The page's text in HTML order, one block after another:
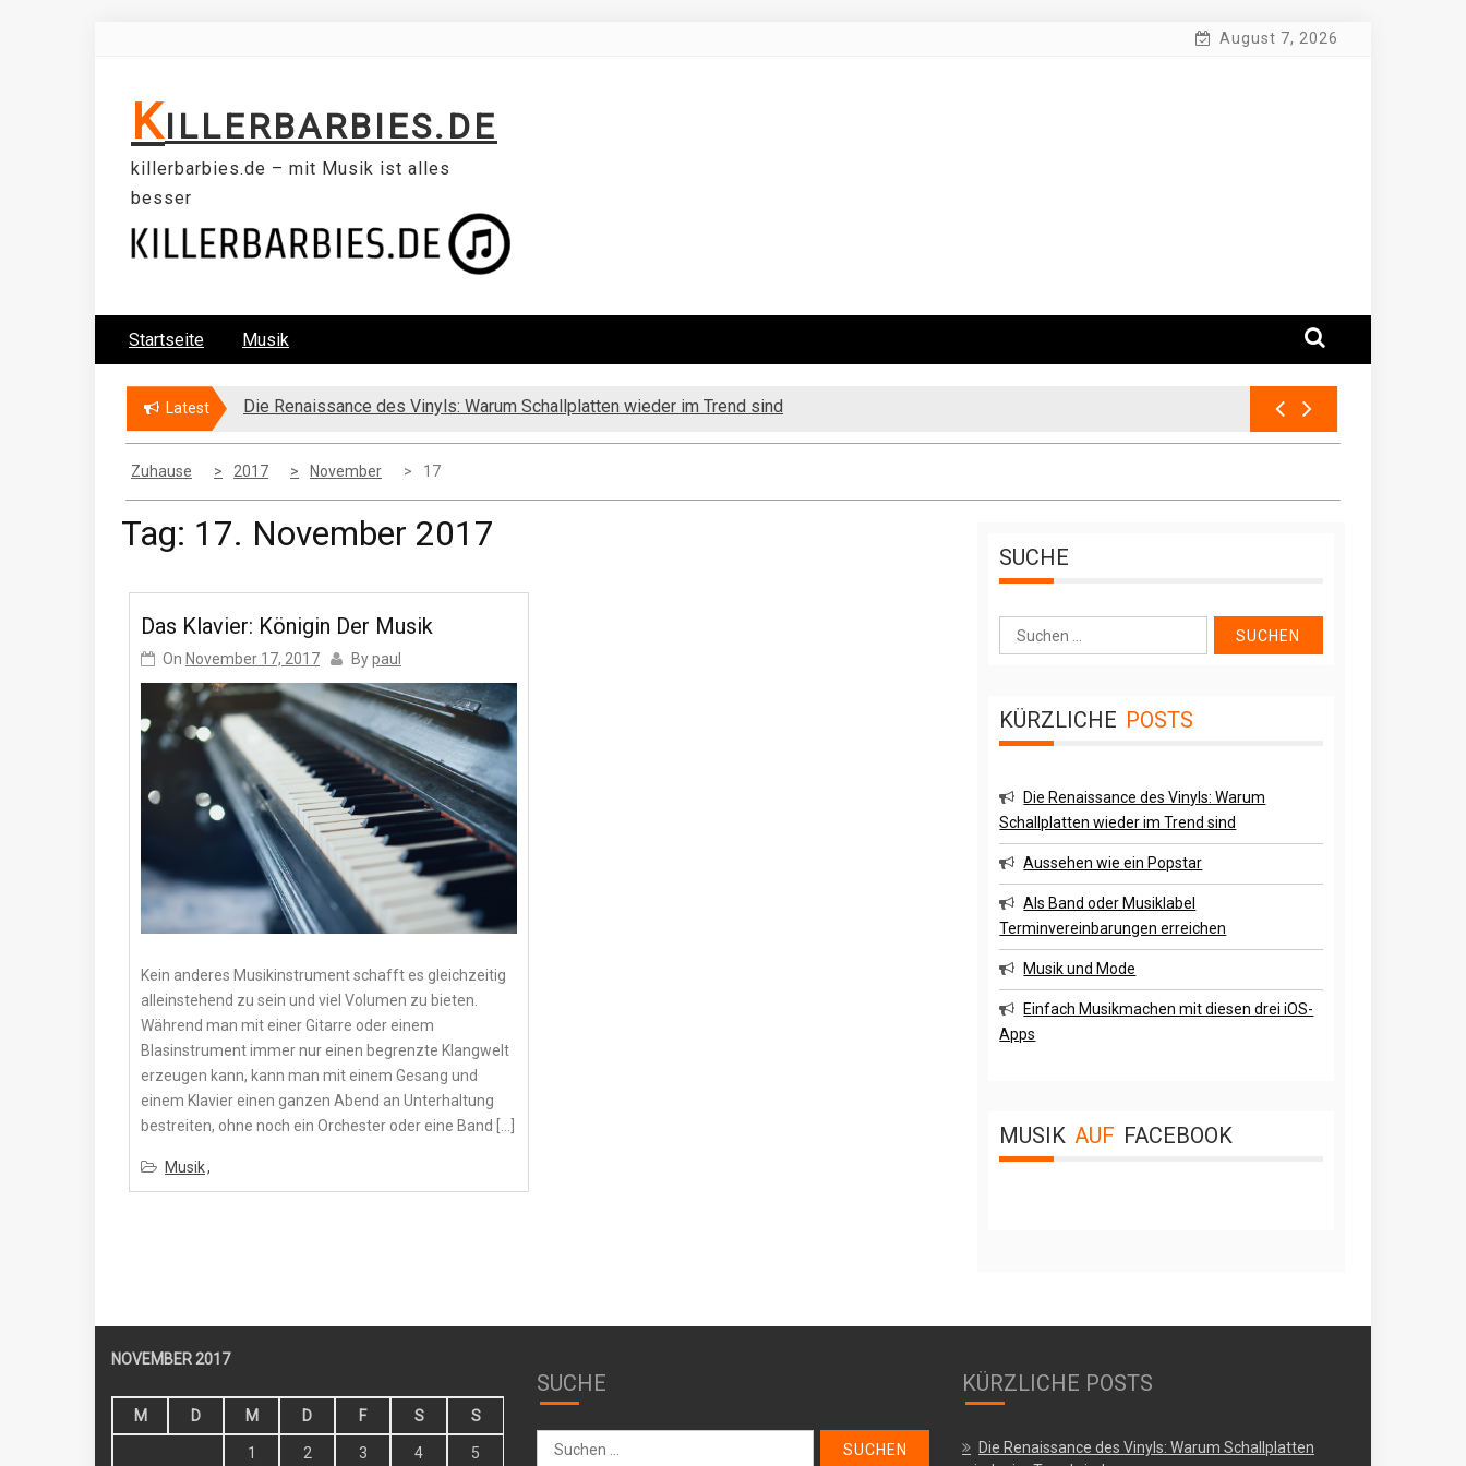
August 7, 2026
KILLERBARBIES.DE
killerbarbies.de – mit Musik ist alles
besser
Startseite Musik
Latest Die Renaissance des Vinyls: Warum Schallplatten wieder im Trend sind
Zuhause 2017 November 17
Tag: 17. November 2017
Das Klavier: Königin Der Musik
On November 17, 2017 Bypaul
Kein anderes Musikinstrument schafft es gleichzeitig
alleinstehend zu sein und viel Volumen zu bieten.
Während man mit einer Gitarre oder einem
Blasinstrument immer nur einen begrenzte Klangwelt
erzeugen kann, kann man mit einem Gesang und
einem Klavier einen ganzen Abend an Unterhaltung
bestreiten, ohne noch ein Orchester oder eine Band […]
Musik
SUCHE
Suche
nach:
KÜRZLICHE POSTS
Die Renaissance des Vinyls: Warum
Schallplatten wieder im Trend sind
Aussehen wie ein Popstar
Als Band oder Musiklabel
Terminvereinbarungen erreichen
Musik und Mode
Einfach Musikmachen mit diesen drei iOS-
Apps
MUSIK AUF FACEBOOK
NOVEMBER 2017
M D M D F S S
1 2 3 4 5
SUCHE
Suche
KÜRZLICHE POSTS
Die Renaissance des Vinyls: Warum Schallplatten